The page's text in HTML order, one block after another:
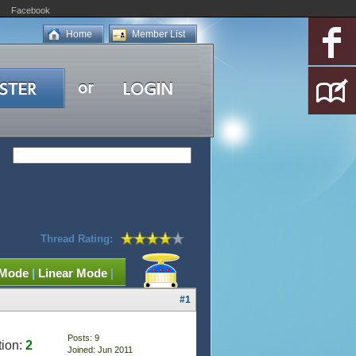
Facebook
Member List
Home
Thread Rating:
| Linear Mode |
#1
2
Posts: 9
Joined: Jun 2011